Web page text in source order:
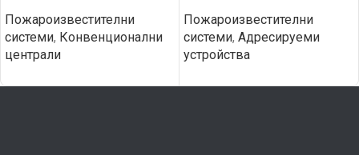
Пожароизвестителни
системи, Конвенционални
централи
Пожароизвестителни
системи, Адресируеми
устройства